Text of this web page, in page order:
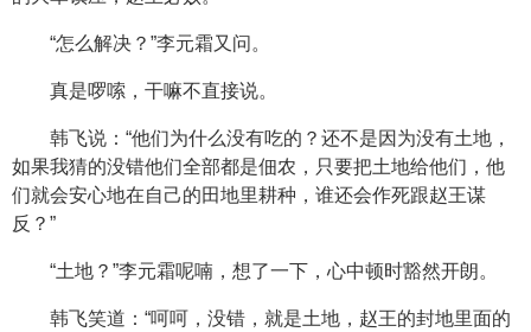
“怎么解决？”李元霜又问。
真是啰嗦，干嘛不直接说。
韩飞说：“他们为什么没有吃的？还不是因为没有土地，
如果我猜的没错他们全部都是佃农，只要把土地给他们，他
们就会安心地在自己的田地里耕种，谁还会作死跟赵王谋
反？”
“土地？”李元霜呢喃，想了一下，心中顿时豁然开朗。
韩飞笑道：“呵呵，没错，就是土地，赵王的封地里面的